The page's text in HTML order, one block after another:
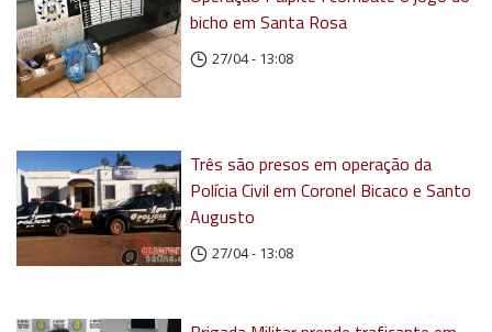
bicho em Santa Rosa
27/04 - 13:08
Três são presos em operação da
Polícia Civil em Coronel Bicaco e Santo
Augusto
27/04 - 13:08